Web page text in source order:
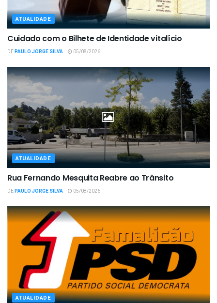
ATUALIDADE
Cuidado com o Bilhete de Identidade vitalício
DEPAULO JORGE SILVA 05/08/2026
ATUALIDADE
Rua Fernando Mesquita Reabre ao Trânsito
DEPAULO JORGE SILVA 05/08/2026
ATUALIDADE